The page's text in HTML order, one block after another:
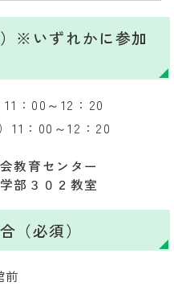
※いずれかに参加
：00～12：20
11：00～12：20
教育センター
部３０２教室
（必須）
前